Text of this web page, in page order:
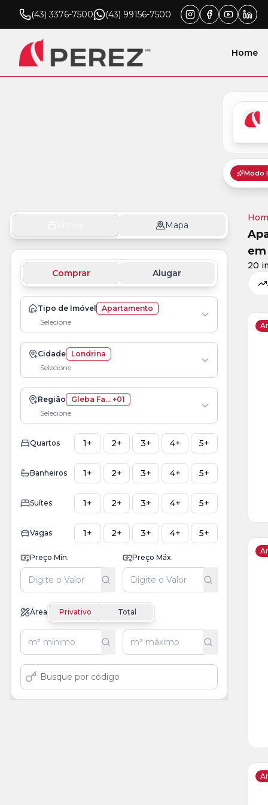
(43) 3376-7500 (43) 99156-7500
Home
Mapa
Comprar Alugar
Tipo de Imóvel
Apartamento
Selecione
Cidade
Londrina
Selecione
Região
Gleba Fa... +01
Selecione
Quartos 1+ 2+ 3+ 4+ 5+
Banheiros 1+ 2+ 3+ 4+ 5+
Suítes 1+ 2+ 3+ 4+ 5+
Vagas 1+ 2+ 3+ 4+ 5+
Preço Mín. Preço Máx.
Área Privativo Total
em
20